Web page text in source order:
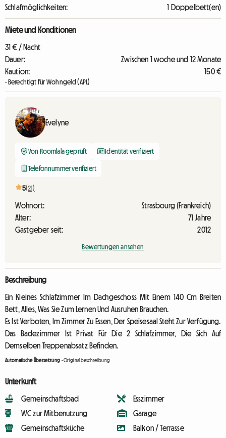
Schlafmöglichkeiten:
1 Doppelbett(en)
Miete und Konditionen
31 € / Nacht
Dauer:
Zwischen 1 woche und 12 Monate
Kaution:
150 €
- Berechtigt für Wohngeld (APL)
Evelyne
Von Roomlala geprüft Identität verifiziert
Telefonnummer verifiziert
5(21)
Wohnort:
Strasbourg (Frankreich)
Alter:
71 Jahre
Gastgeber seit:
2012
Bewertungen ansehen
Beschreibung
Ein Kleines Schlafzimmer Im Dachgeschoss Mit Einem 140 Cm Breiten
Bett, Alles, Was Sie Zum Lernen Und Ausruhen Brauchen.
Es Ist Verboten, Im Zimmer Zu Essen, Der Speisesaal Steht Zur Verfügung.
Das Badezimmer Ist Privat Für Die 2 Schlafzimmer, Die Sich Auf
Demselben Treppenabsatz Befinden.
Automatische Übersetzung -Originalbeschreibung
Unterkunft
Gemeinschaftsbad
WC zur Mitbenutzung
Gemeinschaftsküche
Esszimmer
Garage
Balkon / Terrasse